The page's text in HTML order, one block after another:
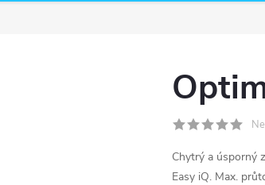
Chytrý a úsporný
Easy iQ. Max.